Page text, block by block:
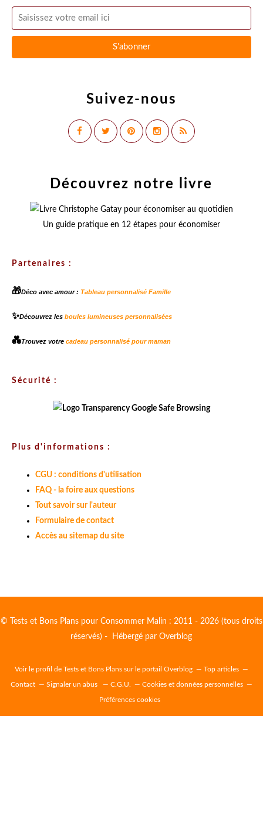
Suivez-nous
Découvrez notre livre
Un guide pratique en 12 étapes pour économiser
Partenaires :
🎁Déco avec amour : Tableau personnalisé Famille
✨Découvrez les boules lumineuses personnalisées
💑Trouvez votre cadeau personnalisé pour maman
Sécurité :
Plus d'informations :
CGU : conditions d'utilisation
FAQ - la foire aux questions
Tout savoir sur l'auteur
Formulaire de contact
Accès au sitemap du site
© Tests et Bons Plans pour Consommer Malin : 2011 - 2026 (tous droits
réservés) - Hébergé parOverblog
Voir le profil de Tests et Bons Plans sur le portail Overblog Top articles
Contact Signaler un abus C.G.U. Cookies et données personnelles
Préférences cookies